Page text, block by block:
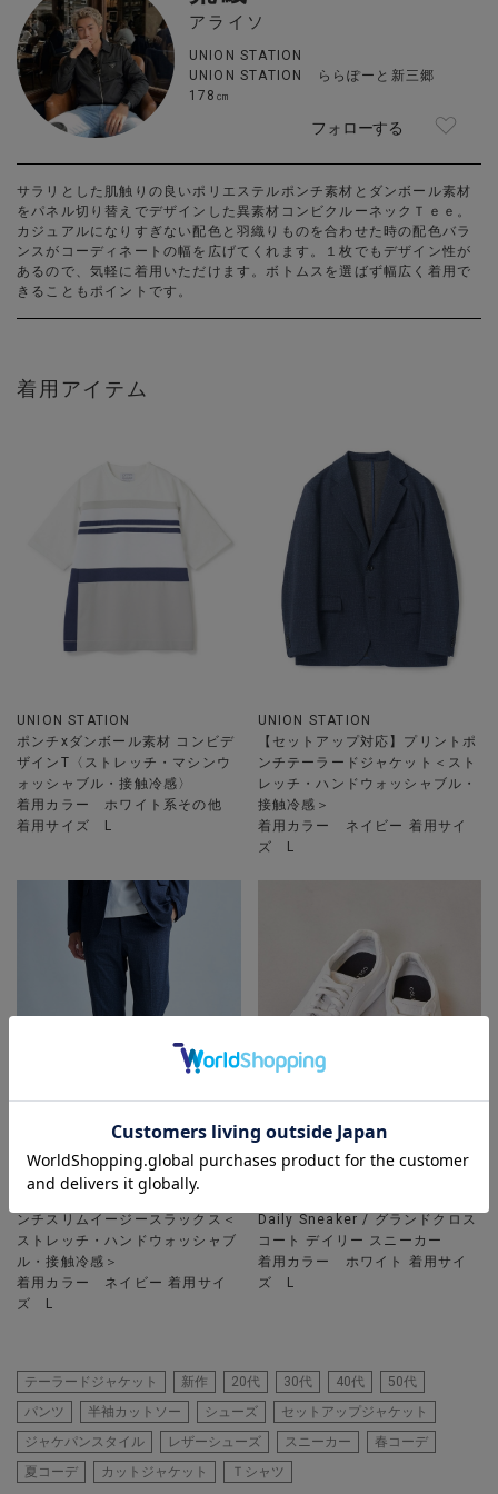
アライソ
UNION STATION
UNION STATION ららぽーと新三郷
178㎝
フォローする
サラリとした肌触りの良いポリエステルポンチ素材とダンボール素材
をパネル切り替えでデザインした異素材コンビクルーネックＴｅｅ。
カジュアルになりすぎない配色と羽織りものを合わせた時の配色バラ
ンスがコーディネートの幅を広げてくれます。１枚でもデザイン性が
あるので、気軽に着用いただけます。ボトムスを選ばず幅広く着用で
きることもポイントです。
着用アイテム
UNION STATION
ポンチxダンボール素材 コンビデ
ザインT〈ストレッチ・マシンウ
ォッシャブル・接触冷感〉
着用カラー ホワイト系その他
着用サイズ L
UNION STATION
【セットアップ対応】プリントポ
ンチテーラードジャケット＜スト
レッチ・ハンドウォッシャブル・
接触冷感＞
着用カラー ネイビー 着用サイ
ズ L
UNION STATION
【セットアップ対応】プリントポ
ンチスリムイージースラックス＜
ストレッチ・ハンドウォッシャブ
ル・接触冷感＞
着用カラー ネイビー 着用サイ
ズ L
Daily Sneaker / グランドクロス
コート デイリー スニーカー
着用カラー ホワイト 着用サイ
ズ L
テーラードジャケット 新作 20代 30代 40代
50代
パンツ
半袖カットソー シューズ
セットアップジャケット
ジャケパンスタイル
レザーシューズ スニーカー
春コーデ
夏コーデ
カットジャケット Ｔシャツ